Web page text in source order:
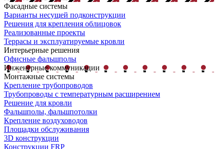
Фасадные системы
Варианты несущей подконструкции
Решения для крепления облицовок
Реализованные проекты
Террасы и эксплуатируемые кровли
Интерьерные решения
Офисные фальшполы
Инженерные коммуникации
Монтажные системы
Крепление трубопроводов
Трубопроводы с температурным расширением
Решение для кровли
Фальшполы, фальшпотолки
Крепление воздуховодов
Площадки обслуживания
3D конструкции
Конструкции FRP